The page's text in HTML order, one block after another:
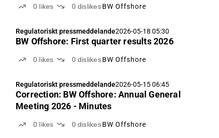
0 likes 0 dislikes BW Offshore
Regulatoriskt pressmeddelande2026-05-18 05:30
BW Offshore: First quarter results 2026
0 likes 0 dislikes BW Offshore
Regulatoriskt pressmeddelande2026-05-15 06:45
Correction: BW Offshore: Annual General
Meeting 2026 - Minutes
0 likes 0 dislikes BW Offshore